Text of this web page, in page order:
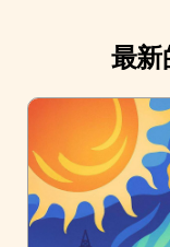
最新